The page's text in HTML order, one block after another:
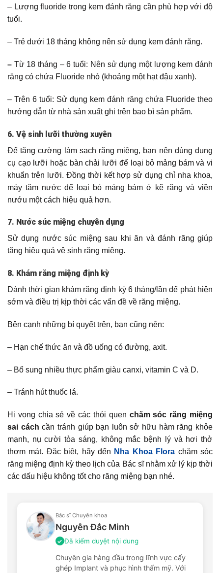
– Lượng fluoride trong kem đánh răng cần phù hợp với độ
tuổi.
– Trẻ dưới 18 tháng không nên sử dụng kem đánh răng.
– Từ 18 tháng – 6 tuổi: Nên sử dụng một lượng kem đánh
răng có chứa Fluoride nhỏ (khoảng một hạt đậu xanh).
– Trên 6 tuổi: Sử dụng kem đánh răng chứa Fluoride theo
hướng dẫn từ nhà sản xuất ghi trên bao bì sản phẩm.
6. Vệ sinh lưỡi thường xuyên
Để tăng cường làm sạch răng miệng, bạn nên dùng dụng
cụ cạo lưỡi hoặc bàn chải lưỡi để loại bỏ mảng bám và vi
khuẩn trên lưỡi. Đồng thời kết hợp sử dụng chỉ nha khoa,
máy tăm nước để loại bỏ mảng bám ở kẽ răng và viền
nướu một cách hiệu quả hơn.
7. Nước súc miệng chuyên dụng
Sử dụng nước súc miệng sau khi ăn và đánh răng giúp
tăng hiệu quả vệ sinh răng miệng.
8. Khám răng miệng định kỳ
Dành thời gian khám răng định kỳ 6 tháng/lần để phát hiện
sớm và điều trị kịp thời các vấn đề về răng miệng.
Bên cạnh những bí quyết trên, bạn cũng nên:
– Hạn chế thức ăn và đồ uống có đường, axit.
– Bổ sung nhiều thực phẩm giàu canxi, vitamin C và D.
– Tránh hút thuốc lá.
Hi vọng chia sẻ về các thói quen chăm sóc răng miệng
sai cách cần tránh giúp bạn luôn sở hữu hàm răng khỏe
mạnh, nụ cười tỏa sáng, không mắc bệnh lý và hơi thở
thơm mát. Đặc biệt, hãy đến Nha Khoa Flora chăm sóc
răng miệng định kỳ theo lịch của Bác sĩ nhằm xử lý kịp thời
các dấu hiệu không tốt cho răng miệng bạn nhé.
Bác sĩ Chuyên khoa
Nguyễn Đắc Minh
✓ Đã kiểm duyệt nội dung
Chuyên gia hàng đầu trong lĩnh vực cấy
ghép Implant và phục hình thẩm mỹ. Với